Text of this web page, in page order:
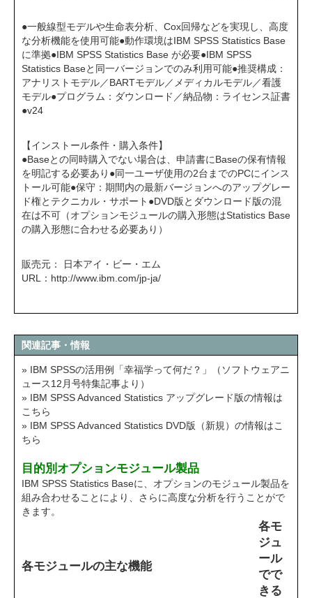
●一般線型モデルや生命表分析、Cox回帰などを実現し、高度
な分析機能を使用可能●動作環境はIBM SPSS Statistics Base
に準拠●IBM SPSS Statistics Base が必要●IBM SPSS
Statistics Baseと同一バージョンでのみ利用可能●推奨構成：
アナリストモデル／BARTモデル／メディカルモデル／看護
モデル●プログラム：ダウンロード／納品物：ライセンス証書
●v24
【インストール条件・購入条件】
●Baseとの同時購入でない場合は、申請書にBaseの保有情報
を明記する必要あり●同一ユーザ使用の2台までのPCにインス
トール可能●保守：期間内の最新バージョンへのアップグレー
ド権とテクニカル・サポート●DVD版とダウンロード版の混
在は不可（オプションモジュールの購入形態はStatistics Base
の購入形態に合わせる必要あり）
販売元： 日本アイ・ビー・エム
URL： http://www.ibm.com/jp-ja/
関連記事・情報
» IBM SPSSの活用例「幸福学って何だ？」（ソフトウェアニ
ュース12月号特集記事より）
» IBM SPSS Advanced Statistics アップグレード版の情報は
こちら
» IBM SPSS Advanced Statistics DVD版（新規）の情報はこ
ちら
目的別オプションモジュール製品
IBM SPSS Statistics Baseに、オプションのモジュール製品を
組み合わせることにより、さらに高度な分析を行うことがで
きます。
各モジュールの主な機能
各モ
ジュ
ール
でで
きる